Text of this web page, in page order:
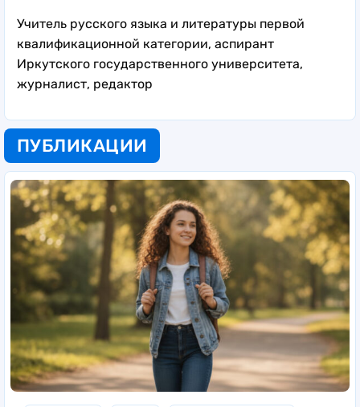
Учитель русского языка и литературы первой
квалификационной категории, аспирант
Иркутского государственного университета,
журналист, редактор
ПУБЛИКАЦИИ